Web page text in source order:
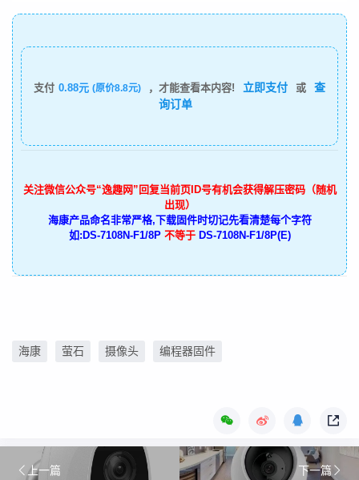
支付 0.88元 (原价8.8元) ，才能查看本内容! 立即支付 或
查
询订单
关注微信公众号“逸趣网”回复当前页ID号有机会获得解压密码（随机
出现）
海康产品命名非常严格,下载固件时切记先看清楚每个字符
如:DS-7108N-F1/8P 不等于 DS-7108N-F1/8P(E)
海康 萤石 摄像头 编程器固件
上一篇 下一篇